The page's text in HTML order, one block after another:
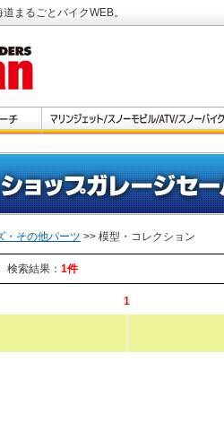
まるごとバイクWEB。
・その他パーツ >> 模型・コレクション
検索結果： 1件
1